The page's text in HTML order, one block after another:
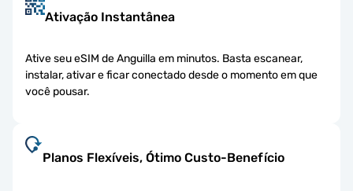
Ativação Instantânea
Ative seu eSIM de Anguilla em minutos. Basta escanear,
instalar, ativar e ficar conectado desde o momento em que
você pousar.
Planos Flexíveis, Ótimo Custo-Benefício